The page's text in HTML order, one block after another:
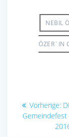
e
b
o
NEBIL
ÖZER`IN
Vorherige:
Gemeindefest